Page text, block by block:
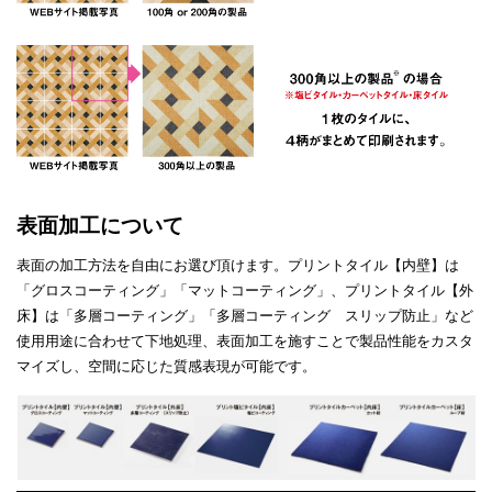
表面加工について
表面の加工方法を自由にお選び頂けます。プリントタイル【内壁】は
「グロスコーティング」「マットコーティング」、プリントタイル【外
床】は「多層コーティング」「多層コーティング スリップ防止」など
使用用途に合わせて下地処理、表面加工を施すことで製品性能をカスタ
マイズし、空間に応じた質感表現が可能です。